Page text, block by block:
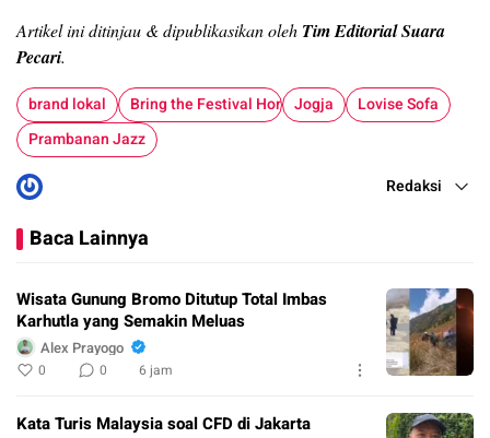
Artikel ini ditinjau & dipublikasikan oleh Tim Editorial Suara
Pecari.
brand lokal Bring the Festival HomeJogja
Lovise Sofa
Prambanan Jazz
Redaksi
Baca Lainnya
Wisata Gunung Bromo Ditutup Total Imbas
Karhutla yang Semakin Meluas
Alex Prayogo
0 0 6 jam
Kata Turis Malaysia soal CFD di Jakarta